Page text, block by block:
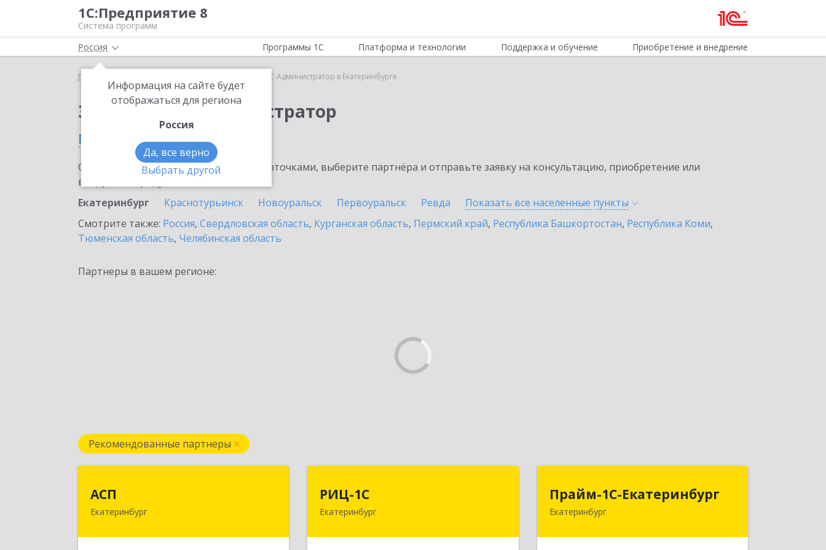
1С:Предприятие 8
Система программ
Россия
Информация на сайте будет
отображаться для региона
Россия
Да, все верно
Выбрать другой
Программы 1С Платформа и технологии Поддержка и обучение Приобретение и внедрение
Главная 1С-Администратор в Екатеринбурге
Заказать 1С-Администратор
в Екатеринбурге
Ознакомьтесь с информационными карточками, выберите партнёра и отправьте заявку на консультацию, приобретение или
внедрение продукта.
Екатеринбург
Краснотурьинск Новоуральск Первоуральск Ревда Показать все населенные пункты
Смотрите также: Россия, Свердловская область, Курганская область, Пермский край, Республика Башкортостан, Республика Коми,
Тюменская область, Челябинская область
Партнеры в вашем регионе:
Рекомендованные партнеры
АСП
Екатеринбург
РИЦ-1С
Екатеринбург
Прайм-1С-Екатеринбург
Екатеринбург
Прайм-1С-Екатеринбург